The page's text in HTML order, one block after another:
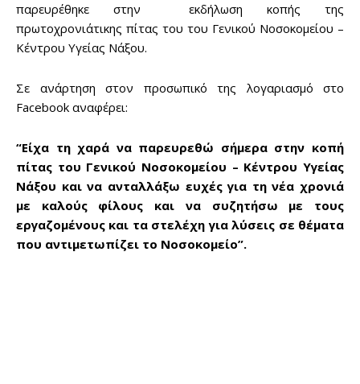
παρευρέθηκε στην εκδήλωση κοπής της
πρωτοχρονιάτικης πίτας του του Γενικού Νοσοκομείου –
Κέντρου Υγείας Νάξου.
Σε ανάρτηση στον προσωπικό της λογαριασμό στο
Facebook αναφέρει:
“Είχα τη χαρά να παρευρεθώ σήμερα στην κοπή
πίτας του Γενικού Νοσοκομείου – Κέντρου Υγείας
Νάξου και να ανταλλάξω ευχές για τη νέα χρονιά
με καλούς φίλους και να συζητήσω με τους
εργαζομένους και τα στελέχη για λύσεις σε θέματα
που αντιμετωπίζει το Νοσοκομείο”.